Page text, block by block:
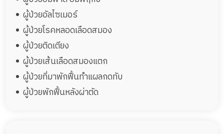
ผู้ป่วยอัลไซเมอร์
ผู้ป่วยโรคหลอดเลือดสมอง
ผู้ป่วยติดเตียง
ผู้ป่วยเส้นเลือดสมองแตก
ผู้ป่วยที่มาพักฟื้นทำแผลกดทับ
ผู้ป่วยพักฟื้นหลังผ่าตัด